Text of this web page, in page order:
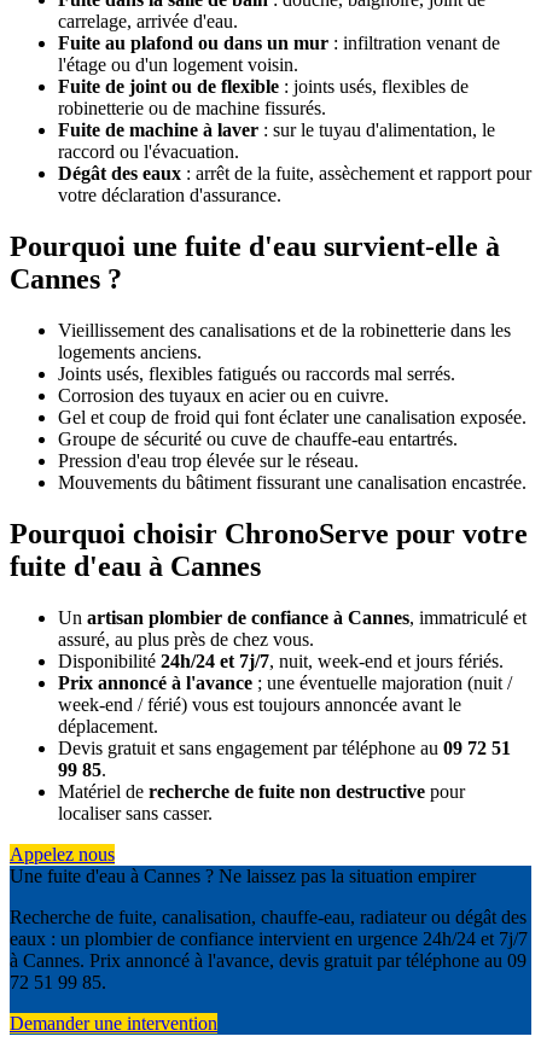
carrelage, arrivée d'eau.
Fuite au plafond ou dans un mur : infiltration venant de
l'étage ou d'un logement voisin.
Fuite de joint ou de flexible : joints usés, flexibles de
robinetterie ou de machine fissurés.
Fuite de machine à laver : sur le tuyau d'alimentation, le
raccord ou l'évacuation.
Dégât des eaux : arrêt de la fuite, assèchement et rapport pour
votre déclaration d'assurance.
Pourquoi une fuite d'eau survient-elle à
Cannes ?
Vieillissement des canalisations et de la robinetterie dans les
logements anciens.
Joints usés, flexibles fatigués ou raccords mal serrés.
Corrosion des tuyaux en acier ou en cuivre.
Gel et coup de froid qui font éclater une canalisation exposée.
Groupe de sécurité ou cuve de chauffe-eau entartrés.
Pression d'eau trop élevée sur le réseau.
Mouvements du bâtiment fissurant une canalisation encastrée.
Pourquoi choisir ChronoServe pour votre
fuite d'eau à Cannes
Un artisan plombier de confiance à Cannes, immatriculé et
assuré, au plus près de chez vous.
Disponibilité 24h/24 et 7j/7, nuit, week-end et jours fériés.
Prix annoncé à l'avance ; une éventuelle majoration (nuit /
week-end / férié) vous est toujours annoncée avant le
déplacement.
Devis gratuit et sans engagement par téléphone au 09 72 51
99 85.
Matériel de recherche de fuite non destructive pour
localiser sans casser.
Appelez nous
Une fuite d'eau à Cannes ? Ne laissez pas la situation empirer
Recherche de fuite, canalisation, chauffe-eau, radiateur ou dégât des
eaux : un plombier de confiance intervient en urgence 24h/24 et 7j/7
à Cannes. Prix annoncé à l'avance, devis gratuit par téléphone au 09
72 51 99 85.
Demander une intervention